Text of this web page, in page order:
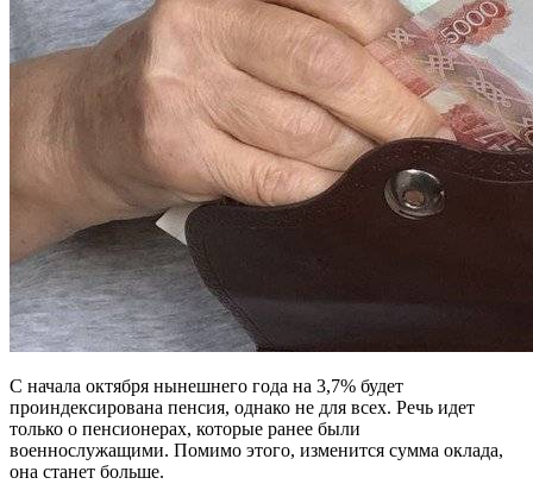
С начала октября нынешнего года на 3,7% будет
проиндексирована пенсия, однако не для всех. Речь идет
только о пенсионерах, которые ранее были
военнослужащими. Помимо этого, изменится сумма оклада,
она станет больше.